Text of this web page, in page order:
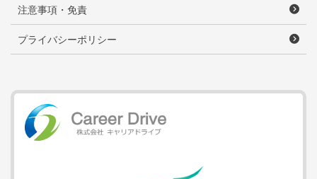
注意事項・免責
プライバシーポリシー